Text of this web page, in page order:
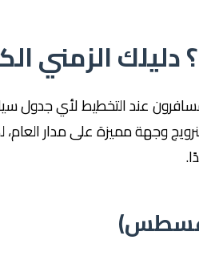
دليلك الزمني
عند التخطيط لأي جدول
وجهة مميزة على مدار